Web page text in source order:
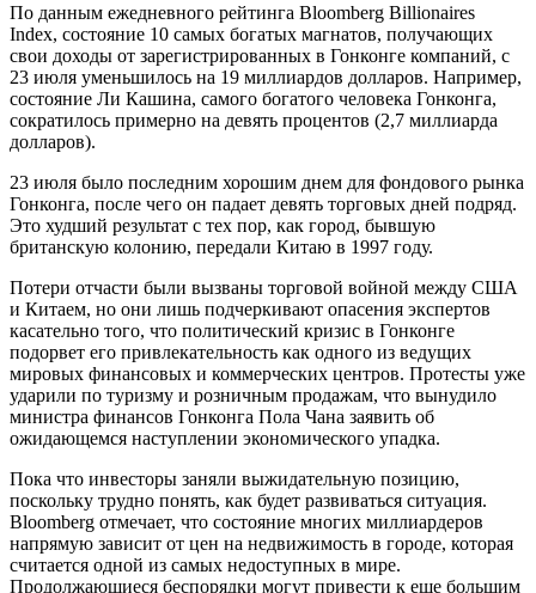
По данным ежедневного рейтинга Bloomberg Billionaires
Index, состояние 10 самых богатых магнатов, получающих
свои доходы от зарегистрированных в Гонконге компаний, с
23 июля уменьшилось на 19 миллиардов долларов. Например,
состояние Ли Кашина, самого богатого человека Гонконга,
сократилось примерно на девять процентов (2,7 миллиарда
долларов).
23 июля было последним хорошим днем для фондового рынка
Гонконга, после чего он падает девять торговых дней подряд.
Это худший результат с тех пор, как город, бывшую
британскую колонию, передали Китаю в 1997 году.
Потери отчасти были вызваны торговой войной между США
и Китаем, но они лишь подчеркивают опасения экспертов
касательно того, что политический кризис в Гонконге
подорвет его привлекательность как одного из ведущих
мировых финансовых и коммерческих центров. Протесты уже
ударили по туризму и розничным продажам, что вынудило
министра финансов Гонконга Пола Чана заявить об
ожидающемся наступлении экономического упадка.
Пока что инвесторы заняли выжидательную позицию,
поскольку трудно понять, как будет развиваться ситуация.
Bloomberg отмечает, что состояние многих миллиардеров
напрямую зависит от цен на недвижимость в городе, которая
считается одной из самых недоступных в мире.
Продолжающиеся беспорядки могут привести к еще большим